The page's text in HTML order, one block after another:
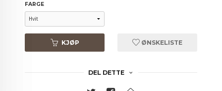
FARGE
KJØP ØNSKELISTE
DEL DETTE